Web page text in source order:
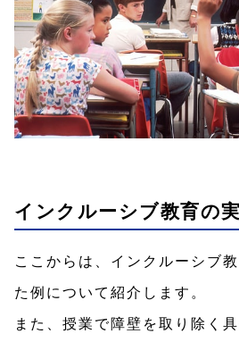
インクルーシブ教育の
ここからは、インクルーシブ
た例について紹介します。
また、授業で障壁を取り除く